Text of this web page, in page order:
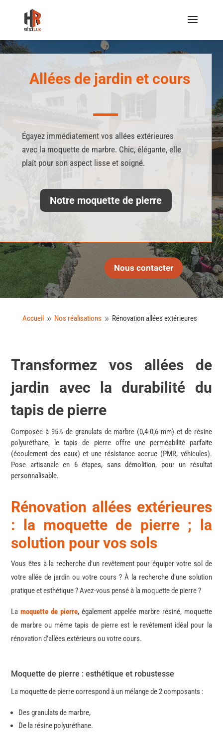
Allées de jardin et cours
Égayez immédiatement vos allées extérieures
avec la moquette de marbre. Chic, élégante, elle
plaît pour son aspect lisse et soigné.
Notre moquette de pierre
Nous contacter
Accueil 9 Nos réalisations 9 Rénovation allées extérieures
Transformez vos allées de
jardin avec la durabilité du
tapis de pierre
Composée à 95% de granulats de marbre (0,4-0,6 mm) et de résine
polyuréthane, le tapis de pierre offre une perméabilité parfaite
(écoulement des eaux) et une résistance accrue (PMR, véhicules).
Pose artisanale en 6 étapes, sans démolition, pour un résultat
personnalisable.
Rénovation allées extérieures
: la moquette de pierre ; la
solution pour vos sols
Vous êtes à la recherche d’un revêtement pour équiper votre sol de
votre allée de jardin ou votre cours ? À la recherche d’une solution
pratique et esthétique ? Avez-vous pensé à la moquette de pierre ?
Lamoquette de pierre, également appelée marbre résiné, moquette
de marbre ou même tapis de pierre est le revêtement idéal pour la
rénovation d’allées extérieurs ou votre cours.
Moquette de pierre : esthétique et robustesse
La moquette de pierre correspond à un mélange de 2 composants :
Des granulats de marbre,
De la résine polyuréthane.